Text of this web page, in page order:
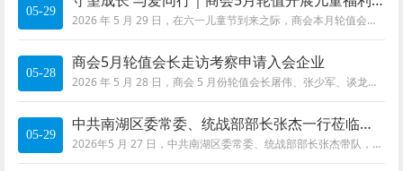
05-29
2026 年 5 月 29 日，在六一儿童节到来之际，商会本月轮值会长屠伟、谈龙支、张少军、储可伟，会员王婷一行前往嘉兴市儿童福利院，开展公益慰问活
05-28
商会5月轮值会长走访考察申请入会企业
2026 年 5 月 28 日，商会 5 月份轮值会长屠伟、张少军、谈龙支一行，先后走访考察浙江嘉兴尚墅商贸有限公司与嘉兴知学校外托管有限公司2 家申请入会
05-29
中共南湖区委常委、统战部部长张杰一行莅临商会指导交流
2026年5 月 27 日，中共南湖区委常委、统战部部长张杰带队，区工商联副主席徐燕莉，区委统战部办公室主任杨云帆一行莅临我会考察指导工作。商会会